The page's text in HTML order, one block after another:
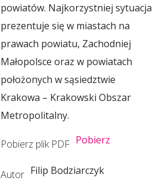
powiatów. Najkorzystniej sytuacja
prezentuje się w miastach na
prawach powiatu, Zachodniej
Małopolsce oraz w powiatach
położonych w sąsiedztwie
Krakowa – Krakowski Obszar
Metropolitalny.
Pobierz plik PDF Pobierz
Autor Filip Bodziarczyk